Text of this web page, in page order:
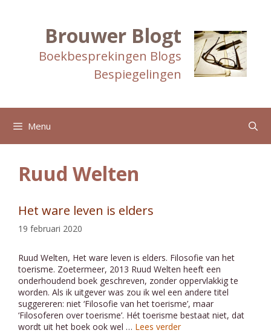
Brouwer Blogt
Boekbesprekingen Blogs
Bespiegelingen
Menu
Ruud Welten
Het ware leven is elders
19 februari 2020
Ruud Welten, Het ware leven is elders. Filosofie van het
toerisme. Zoetermeer, 2013 Ruud Welten heeft een
onderhoudend boek geschreven, zonder oppervlakkig te
worden. Als ik uitgever was zou ik wel een andere titel
suggereren: niet ‘Filosofie van het toerisme’, maar
‘Filosoferen over toerisme’. Hét toerisme bestaat niet, dat
wordt uit het boek ook wel … Lees verder